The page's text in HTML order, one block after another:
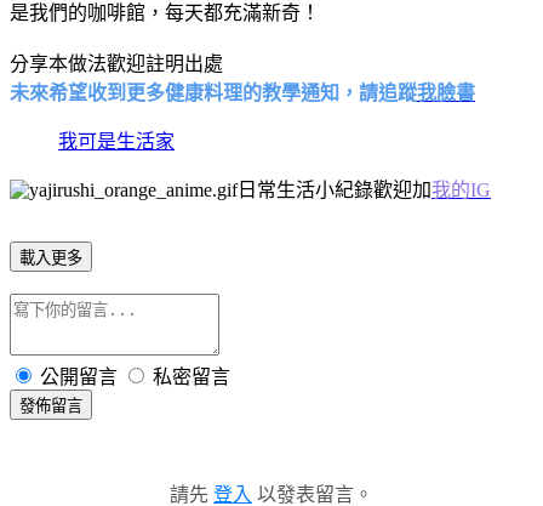
是我們的咖啡館，每天都充滿新奇！
分享本做法歡迎註明出處
未來希望收到更多健康料理的教學通知，請追蹤我臉書
我可是生活家
日常生活小紀錄歡迎加我的IG
載入更多
公開留言 私密留言
發佈留言
請先 登入 以發表留言。